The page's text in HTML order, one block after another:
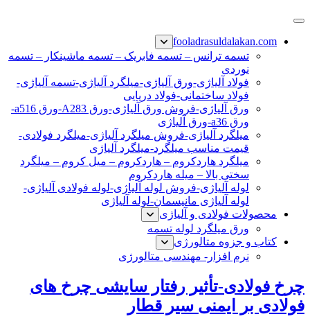
پرش
محتوا
نبشی فولادی-ناودانی فولادی-قیمت ورق-قیمت فولاد
fooladrasuldalakan.com
تسمه ترانس – تسمه فابریک – تسمه ماشینکار – تسمه
نوردی
فولاد آلیاژی-ورق آلیاژی-میلگرد آلیاژی-تسمه آلیاژی-
فولاد ساختمانی-فولاد دریایی
ورق آلیاژی-فروش ورق آلیاژی-ورق A283-ورق a516-
ورق a36-ورق آلیاژی
میلگرد آلیاژی-فروش میلگرد آلیاژی-میلگرد فولادی-
قیمت مناسب میلگرد-میلگرد آلیاژی
میلگرد هاردکروم – هاردکروم – میل کروم – میلگرد
سختی بالا – میله هاردکروم
لوله آلیاژی-فروش لوله آلیاژی-لوله فولادی آلیاژی-
لوله آلیاژی مانیسمان-لوله آلیاژی
محصولات فولادی و آلیاژی
ورق میلگرد لوله تسمه
کتاب و جزوه متالورژی
نرم افزار- مهندسی متالورژی
چرخ فولادی-تأثیر رفتار سایشی چرخ های
فولادی بر ایمنی سیر قطار